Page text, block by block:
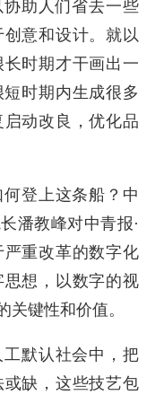
助人们省去一些
意和设计。就以
时期才干画出一
时期内生成很多
动改良，优化品
登上这条船？中
潘教峰对中青报·
重改革的数字化
想，以数字的视
关键性和价值。
默认社会中，把
缺，这些技艺包